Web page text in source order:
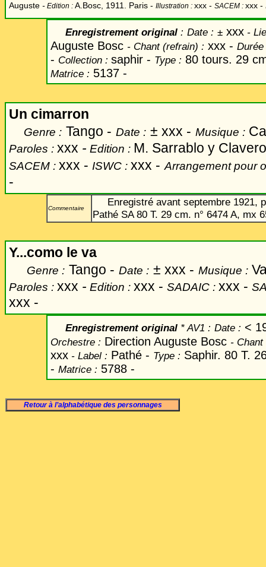
Auguste - Edition : A.Bosc, 1911. Paris - Illustration : xxx - SACEM : xxx -
Enregistrement original : Date : ± xxx -
Auguste Bosc - Chant(refrain) : xxx - Durée
- Collection : saphir - Type : 80 tours. 29
Matrice : 5137 -
Un cimarron
Genre : Tango - Date : ± xxx - Musique :
Paroles : xxx - Edition : M. Sarrablo y
SACEM : xxx - ISWC : xxx - Arrangement pour
-
Commentaire
Enregistré avant septembre 1921,
Pathé SA 80 T. 29 cm. n° 6474 A, mx
Y...como le va
Genre : Tango - Date : ± xxx - Musique :
Paroles : xxx - Edition : xxx - SADAIC : xxx -
xxx -
Enregistrement original * AV1 : Date : <
Orchestre : Direction Auguste Bosc - Chant
xxx - Label : Pathé - Type : Saphir. 80 T.
- Matrice : 5788 -
Retour à l’alphabétique des personnages